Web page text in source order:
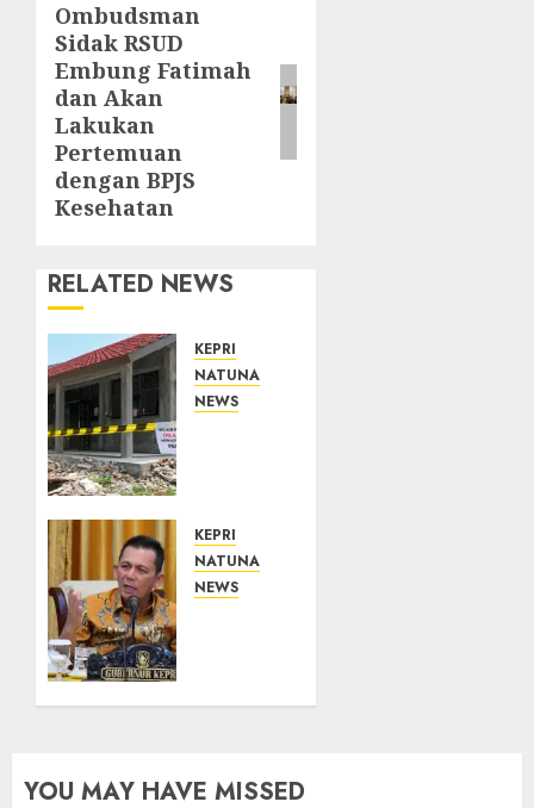
Next
post:
Ombudsman
Sidak RSUD
Embung Fatimah
dan Akan
Lakukan
Pertemuan
dengan BPJS
Kesehatan
RELATED NEWS
KEPRI
NATUNA
NEWS
Pemprov
Kepri
Prioritaskan
KEPRI
NATUNA
NEWS
di
Kepri,
YOU MAY HAVE MISSED